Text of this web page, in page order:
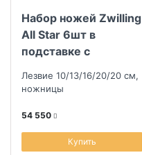
Набор ножей Zwilling
All Star 6шт в
подставке с
Лезвие 10/13/16/20/20 см,
ножницы
54 550
Купить